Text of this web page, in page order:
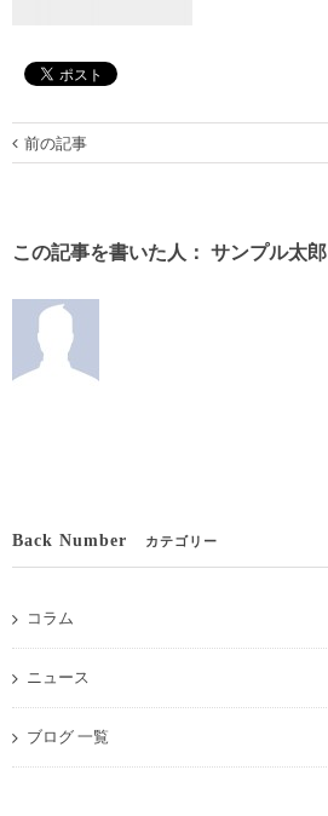
前の記事
この記事を書いた人： サンプル太郎
Back Number カテゴリー
コラム
ニュース
ブログ 一覧